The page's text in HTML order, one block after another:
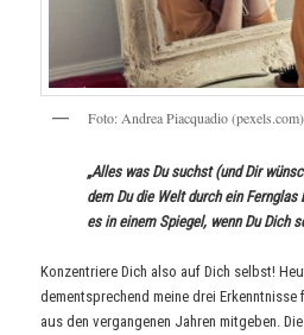
Foto: AndreaPiacquadio(pexels.com)
„Alles was Du suchst (und Dir
dem Du die Welt durch ein
es in einem Spiegel, wenn Du Dich
Konzentriere Dich also auf Dich selbst!
dementsprechend meine drei
aus den vergangenen Jahren mitgeben.